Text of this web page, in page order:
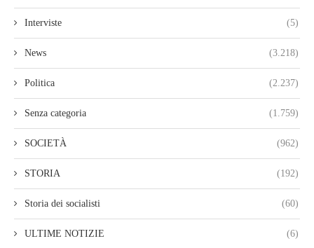
Interviste (5)
News (3.218)
Politica (2.237)
Senza categoria (1.759)
SOCIETÀ (962)
STORIA (192)
Storia dei socialisti (60)
ULTIME NOTIZIE (6)